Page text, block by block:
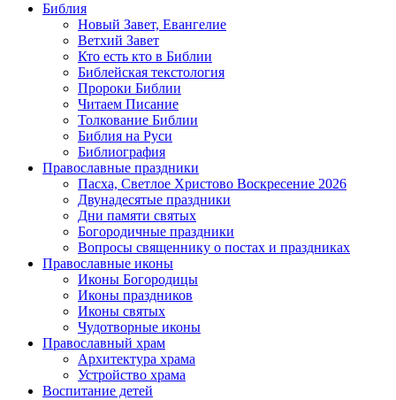
Библия
Новый Завет, Евангелие
Ветхий Завет
Кто есть кто в Библии
Библейская текстология
Пророки Библии
Читаем Писание
Толкование Библии
Библия на Руси
Библиография
Православные праздники
Пасха, Светлое Христово Воскресение 2026
Двунадесятые праздники
Дни памяти святых
Богородичные праздники
Вопросы священнику о постах и праздниках
Православные иконы
Иконы Богородицы
Иконы праздников
Иконы святых
Чудотворные иконы
Православный храм
Архитектура храма
Устройство храма
Воспитание детей